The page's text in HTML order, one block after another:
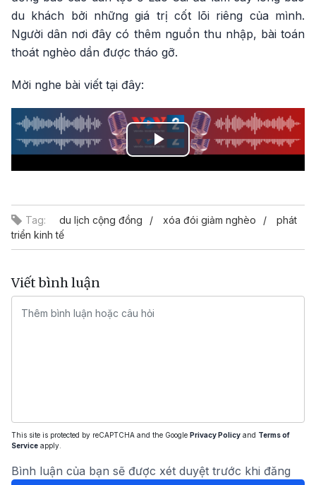
du khách bởi những giá trị cốt lõi riêng của mình.
Người dân nơi đây có thêm nguồn thu nhập, bài toán
thoát nghèo dần được tháo gỡ.
Mời nghe bài viết tại đây:
Play
Tag: du lịch cộng đồng xóa đói giảm nghèo
phát
triển kinh tế
Viết bình luận
This site is protected by reCAPTCHA and the Google Privacy Policy and Terms of
Service apply.
Bình luận của bạn sẽ được xét duyệt trước khi đăng